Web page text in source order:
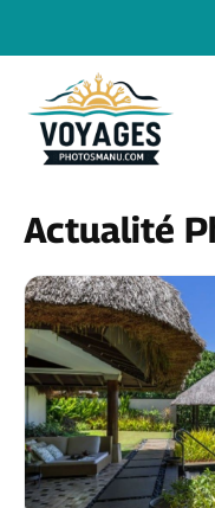
contenu
Actualité